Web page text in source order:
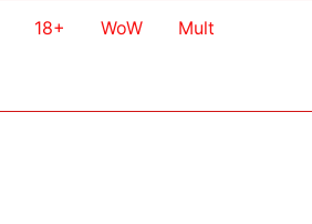
18+ WoW Mult